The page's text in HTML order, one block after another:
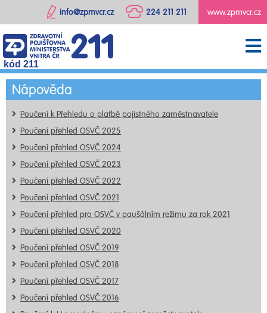
www.zpmvcr.cz
224 211 211
info@zpmvcr.cz
kód 211
Nápověda
Poučení k Přehledu o platbě pojistného zaměstnavatele
Poučení přehled OSVČ 2025
Poučení přehled OSVČ 2024
Poučení přehled OSVČ 2023
Poučení přehled OSVČ 2022
Poučení přehled OSVČ 2021
Poučení přehled pro OSVČ v paušálním režimu za rok 2021
Poučení přehled OSVČ 2020
Poučení přehled OSVČ 2019
Poučení přehled OSVČ 2018
Poučení přehled OSVČ 2017
Poučení přehled OSVČ 2016